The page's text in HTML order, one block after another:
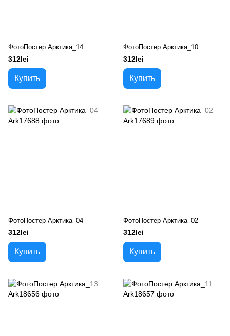
ФотоПостер Арктика_14
312lei
Купить
ФотоПостер Арктика_10
312lei
Купить
ФотоПостер Арктика_04
312lei
Купить
ФотоПостер Арктика_02
312lei
Купить